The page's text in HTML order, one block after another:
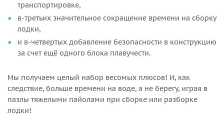
транспортировке,
в-третьих значительное сокращение времени на сборку
лодки,
и в-четвертых добавление безопасности в конструкцию
за счет ещё одного блока плавучести.
Мы получаем целый набор весомых плюсов! И, как
следствие, больше времени на воде, а не берегу, играя в
пазлы тяжелыми пайолами при сборке или разборке
лодки!